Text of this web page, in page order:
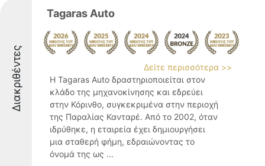
Διακριθέντες
Tagaras Auto
Δείτε περισσότερα >>
Η Tagaras Auto δραστηριοποιείται στον
κλάδο της μηχανοκίνησης και εδρεύει
στην Κόρινθο, συγκεκριμένα στην περιοχή
της Παραλίας Κανταρέ. Από το 2002, όταν
ιδρύθηκε, η εταιρεία έχει δημιουργήσει
μια σταθερή φήμη, εδραιώνοντας το
όνομά της ως ...